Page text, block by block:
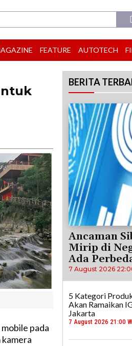
FEATURE AUTOTECH
pada
BERITA
Ancaman
Mirip di
Ada
7 August 2026
5 Kategori
Akan Ramaikan
Jakarta
7 August 2026 21:00